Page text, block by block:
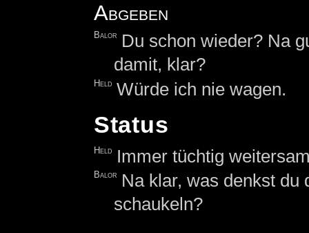
Abgeben
Balor
Du schon wieder? Na
damit, klar?
Held Würde ich nie wagen.
Status
Held Immer tüchtig
Balor
Na klar, was denkst du
schaukeln?